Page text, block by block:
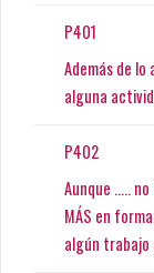
P401
Además de lo
alguna
P402
Aunque ..... no
MÁS en
algún trabajo